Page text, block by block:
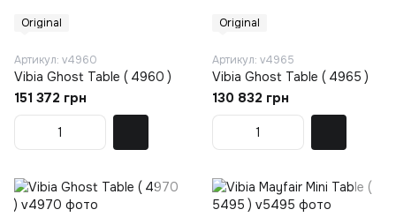
Original
Артикул: v4960
Vibia Ghost Table ( 4960 )
151 372 грн
Original
Артикул: v4965
Vibia Ghost Table ( 4965 )
130 832 грн